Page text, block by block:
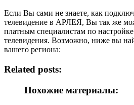
Если Вы сами не знаете, как
телевидение в АРЛЕЯ, Вы так же
платным специалистам по
телевидения. Возможно, ниже вы
вашего региона:
Related posts:
Похожие материалы: